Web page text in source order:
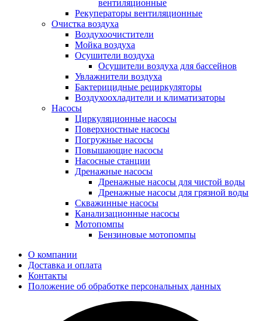
вентиляционные
Рекуператоры вентиляционные
Очистка воздуха
Воздухоочистители
Мойка воздуха
Осушители воздуха
Осушители воздуха для бассейнов
Увлажнители воздуха
Бактерицидные рециркуляторы
Воздухоохладители и климатизаторы
Насосы
Циркуляционные насосы
Поверхностные насосы
Погружные насосы
Повышающие насосы
Насосные станции
Дренажные насосы
Дренажные насосы для чистой воды
Дренажные насосы для грязной воды
Скважинные насосы
Канализационные насосы
Мотопомпы
Бензиновые мотопомпы
О компании
Доставка и оплата
Контакты
Положение об обработке персональных данных